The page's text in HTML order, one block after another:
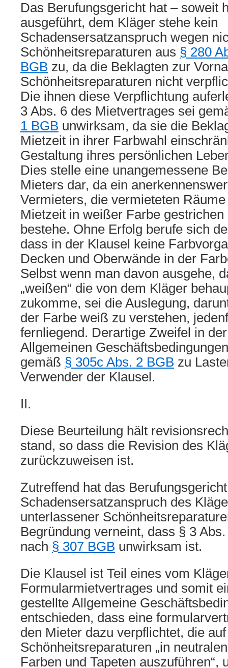
Das Berufungsgericht hat – soweit
ausgeführt, dem Kläger stehe kein
Schadensersatzanspruch wegen
Schönheitsreparaturen aus § 280
BGB zu, da die Beklagten zur
Schönheitsreparaturen nicht
Die ihnen diese Verpflichtung
3 Abs. 6 des Mietvertrages sei
1 BGB unwirksam, da sie die
Mietzeit in ihrer Farbwahl
Gestaltung ihres persönlichen
Dies stelle eine unangemessene
Mieters dar, da ein
Vermieters, die vermieteten
Mietzeit in weißer Farbe gestrichen
bestehe. Ohne Erfolg berufe sich
dass in der Klausel keine
Decken und Oberwände in der
Selbst wenn man davon ausgehe,
„weißen“ die von dem Kläger
zukomme, sei die Auslegung,
der Farbe weiß zu verstehen,
fernliegend. Derartige Zweifel in
Allgemeinen
gemäß § 305c Abs. 2 BGB zu
Verwender der Klausel.
II.
Diese Beurteilung hält
stand, so dass die Revision des
zurückzuweisen ist.
Zutreffend hat das
Schadensersatzanspruch des
unterlassener
Begründung verneint, dass § 3
nach § 307 BGB unwirksam ist.
Die Klausel ist Teil eines vom
Formularmietvertrages und somit
gestellte Allgemeine
entschieden, dass eine
den Mieter dazu verpflichtet, die
Schönheitsreparaturen „in
Farben und Tapeten auszuführen“,